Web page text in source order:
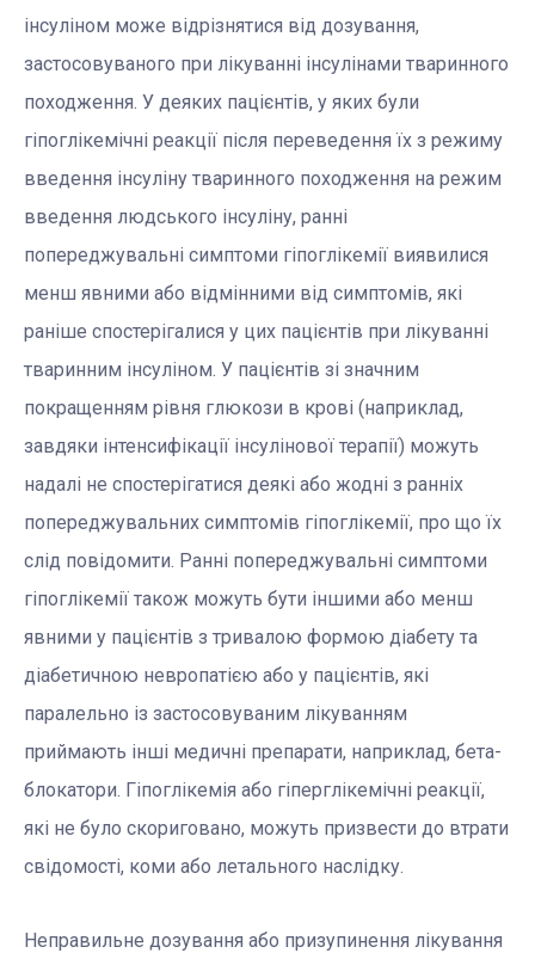
інсуліном може відрізнятися від дозування,
застосовуваного при лікуванні інсулінами тваринного
походження. У деяких пацієнтів, у яких були
гіпоглікемічні реакції після переведення їх з режиму
введення інсуліну тваринного походження на режим
введення людського інсуліну, ранні
попереджувальні симптоми гіпоглікемії виявилися
менш явними або відмінними від симптомів, які
раніше спостерігалися у цих пацієнтів при лікуванні
тваринним інсуліном. У пацієнтів зі значним
покращенням рівня глюкози в крові (наприклад,
завдяки інтенсифікації інсулінової терапії) можуть
надалі не спостерігатися деякі або жодні з ранніх
попереджувальних симптомів гіпоглікемії, про що їх
слід повідомити. Ранні попереджувальні симптоми
гіпоглікемії також можуть бути іншими або менш
явними у пацієнтів з тривалою формою діабету та
діабетичною невропатією або у пацієнтів, які
паралельно із застосовуваним лікуванням
приймають інші медичні препарати, наприклад, бета-
блокатори. Гіпоглікемія або гіперглікемічні реакції,
які не було скориговано, можуть призвести до втрати
свідомості, коми або летального наслідку.
Неправильне дозування або призупинення лікування